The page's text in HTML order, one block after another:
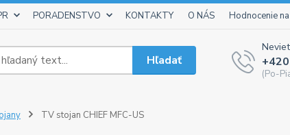
PORADENSTVO KONTAKTY O NÁS Hodnocenie
Hľadať
(Po-
TV stojan CHIEF MFC-US